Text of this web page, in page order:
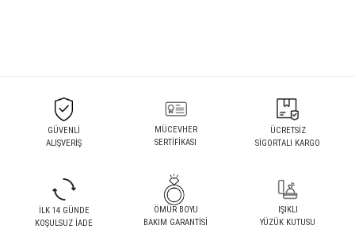
GÜVENLİ
ALIŞVERİŞ
MÜCEVHER
SERTİFİKASI
ÜCRETSİZ
SİGORTALI KARGO
İLK 14 GÜNDE
KOŞULSUZ İADE
ÖMÜR BOYU
BAKIM GARANTİSİ
IŞIKLI
YÜZÜK KUTUSU